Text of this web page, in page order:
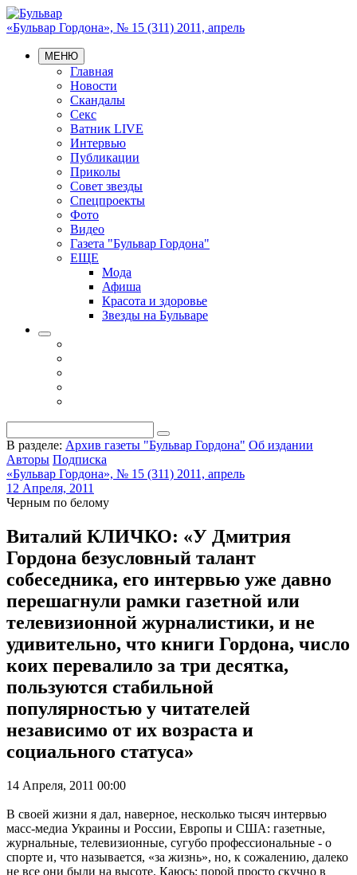
«Бульвар Гордона», № 15 (311) 2011, апрель
МЕНЮ
Главная
Новости
Скандалы
Секс
Ватник LIVE
Интервью
Публикации
Приколы
Совет звезды
Спецпроекты
Фото
Видео
Газета "Бульвар Гордона"
ЕЩЕ
Мода
Афиша
Красота и здоровье
Звезды на Бульваре
В разделе: Архив газеты "Бульвар Гордона" Об издании
Авторы Подписка
«Бульвар Гордона», № 15 (311) 2011, апрель
12 Апреля, 2011
Черным по белому
Виталий КЛИЧКО: «У Дмитрия
Гордона безусловный талант
собеседника, его интервью уже давно
перешагнули рамки газетной или
телевизионной журналистики, и не
удивительно, что книги Гордона, число
коих перевалило за три десятка,
пользуются стабильной
популярностью у читателей
независимо от их возраста и
социального статуса»
14 Апреля, 2011 00:00
В своей жизни я дал, наверное, несколько тысяч интервью
масс-медиа Украины и России, Европы и США: газетные,
журнальные, телевизионные, сугубо профессиональные - о
спорте и, что называется, «за жизнь», но, к сожалению, далеко
не все они были на высоте. Каюсь: порой просто скучно в